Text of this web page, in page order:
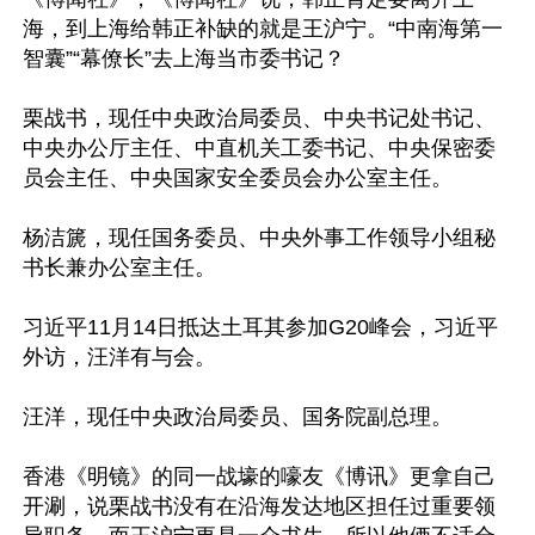
海，到上海给韩正补缺的就是王沪宁。“中南海第一
智囊”“幕僚长”去上海当市委书记？
栗战书，现任中央政治局委员、中央书记处书记、
中央办公厅主任、中直机关工委书记、中央保密委
员会主任、中央国家安全委员会办公室主任。
杨洁篪，现任国务委员、中央外事工作领导小组秘
书长兼办公室主任。
习近平11月14日抵达土耳其参加G20峰会，习近平
外访，汪洋有与会。
汪洋，现任中央政治局委员、国务院副总理。
香港《明镜》的同一战壕的嚎友《博讯》更拿自己
开涮，说栗战书没有在沿海发达地区担任过重要领